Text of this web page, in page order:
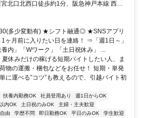
北口北西口徒歩約1分、阪急神戸本線 西宮
Ｒ東海道本線 立花北口徒歩約59分 「西宮
多少変動有) ★シフト融通◎ ★SNSアプリ
ヶ月前に入りたい日を連絡！ ⇒「週1日～」
養内」「Wワーク」「土日祝休み」 ...
休みだけの稼げる短期バイトしたい人、ま
物の運搬・梱包などをお任せ！ 短期・単発
に運べる”コツ”も教えるので、引越バイト初
扶養内勤務OK 社員登用あり
週1日からOK
内OK 土日祝のみOK
主婦・主夫歓迎
由 学歴不問 即日勤務OK 平日のみOK
学生歓迎